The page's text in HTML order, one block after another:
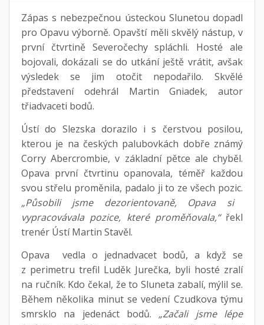
Zápas s nebezpečnou ústeckou Slunetou dopadl
pro Opavu výborně. Opavští měli skvělý nástup, v
první čtvrtině Severočechy spláchli. Hosté ale
bojovali, dokázali se do utkání ještě vrátit, avšak
výsledek se jim otočit nepodařilo. Skvělé
představení odehrál Martin Gniadek, autor
třiadvaceti bodů.
Ústí do Slezska dorazilo i s čerstvou posilou,
kterou je na českých palubovkách dobře známý
Corry Abercrombie, v základní pětce ale chyběl.
Opava první čtvrtinu opanovala, téměř každou
svou střelu proměnila, padalo ji to ze všech pozic.
„Působili jsme dezorientovaně, Opava si
vypracovávala pozice, které proměňovala,“ řekl
trenér Ústí Martin Stavěl.
Opava vedla o jednadvacet bodů, a když se
z perimetru trefil Luděk Jurečka, byli hosté zralí
na ručník. Kdo čekal, že to Sluneta zabalí, mýlil se.
Během několika minut se vedení Czudkova týmu
smrsklo na jedenáct bodů. „Začali jsme lépe